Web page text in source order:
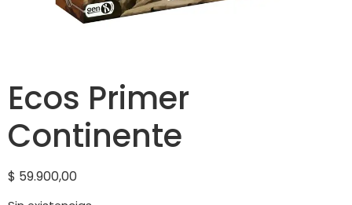
Ecos Primer
Continente
$ 59.900,00